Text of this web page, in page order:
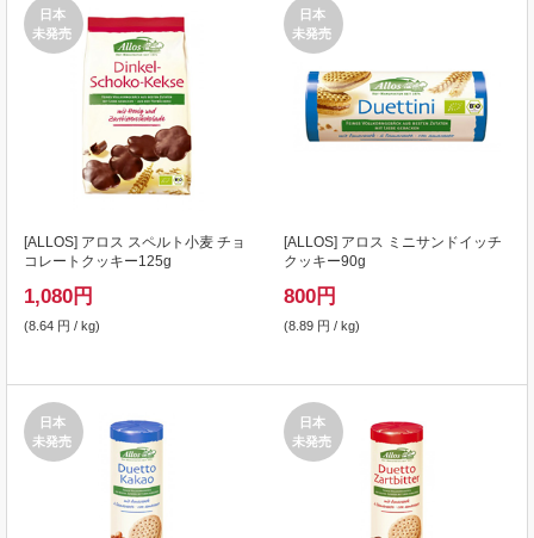
日本
未発売
[ALLOS] アロス スペルト小麦 チョ
コレートクッキー125g
1,080円
(8.64 円 / kg)
日本
未発売
[ALLOS] アロス ミニサンドイッチ
クッキー90g
800円
(8.89 円 / kg)
日本
未発売
日本
未発売